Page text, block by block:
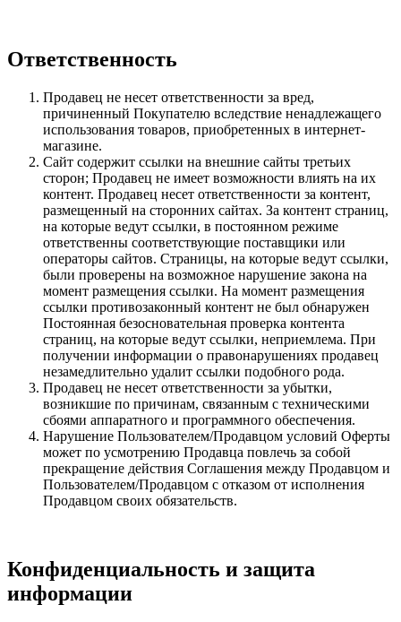
Ответственность
Продавец не несет ответственности за вред,
причиненный Покупателю вследствие ненадлежащего
использования товаров, приобретенных в интернет-
магазине.
Сайт содержит ссылки на внешние сайты третьих
сторон; Продавец не имеет возможности влиять на их
контент. Продавец несет ответственности за контент,
размещенный на сторонних сайтах. За контент страниц,
на которые ведут ссылки, в постоянном режиме
ответственны соответствующие поставщики или
операторы сайтов. Страницы, на которые ведут ссылки,
были проверены на возможное нарушение закона на
момент размещения ссылки. На момент размещения
ссылки противозаконный контент не был обнаружен
Постоянная безосновательная проверка контента
страниц, на которые ведут ссылки, неприемлема. При
получении информации о правонарушениях продавец
незамедлительно удалит ссылки подобного рода.
Продавец не несет ответственности за убытки,
возникшие по причинам, связанным с техническими
сбоями аппаратного и программного обеспечения.
Нарушение Пользователем/Продавцом условий Оферты
может по усмотрению Продавца повлечь за собой
прекращение действия Соглашения между Продавцом и
Пользователем/Продавцом с отказом от исполнения
Продавцом своих обязательств.
Конфиденциальность и защита
информации